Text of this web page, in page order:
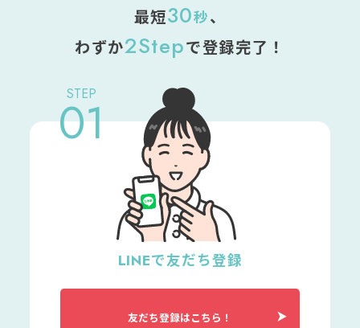
最短30秒、
わずか2Stepで登録完了！
STEP
01
LINEで友だち登録
友だち登録はこちら！